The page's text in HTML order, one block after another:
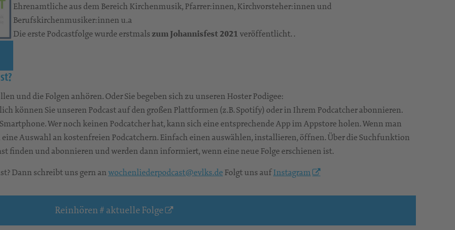
Ehrenamtliche aus dem Bereich Kirchenmusik, Pfarrer:innen, Kirchvorsteher:innen und
Berufskirchenmusiker:innen u.a
Die erste Podcastfolge wurde erstmalszum Johannisfest 2021veröffentlicht. .
und die Folgen anhören. Oder Sie begeben sich zu unseren Hoster Podigee:
können Sie unseren Podcast auf den großen Plattformen (z.B. Spotify) oder in Ihrem Podcatcher abonnieren.
Wer noch keinen Podcatcher hat, kann sich eine entsprechende App im Appstore holen. Wenn man
Auswahl an kostenfreien Podcatchern. Einfach einen auswählen, installieren, öffnen. Über die Suchfunktion
finden und abonnieren und werden dann informiert, wenn eine neue Folge erschienen ist.
Dann schreibt uns gern anwochenliederpodcast@evlks.deFolgt uns aufInstagram
Reinhören # aktuelle Folge